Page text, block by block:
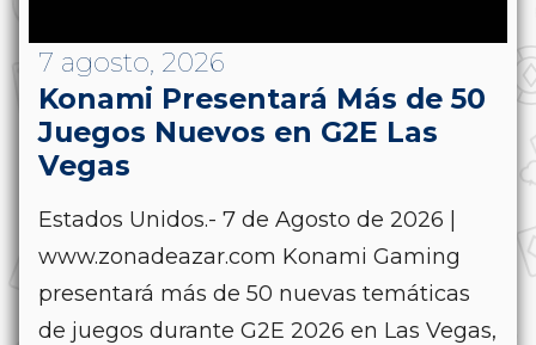
7 agosto, 2026
Konami Presentará Más de 50
Juegos Nuevos en G2E Las
Vegas
Estados Unidos.- 7 de Agosto de 2026 |
www.zonadeazar.com Konami Gaming
presentará más de 50 nuevas temáticas
de juegos durante G2E 2026 en Las Vegas,